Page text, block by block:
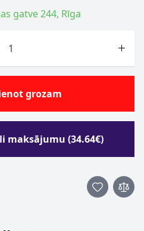
gatve 244, Rīga
grozam
maksājumu (34.64€)